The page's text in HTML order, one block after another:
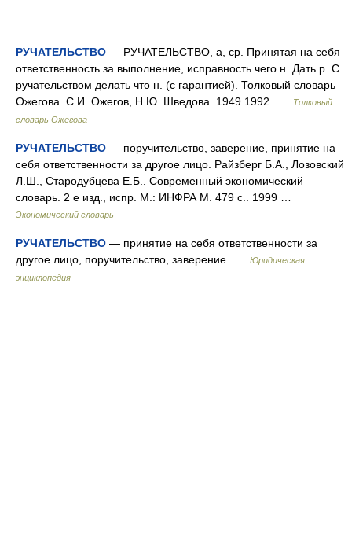
РУЧАТЕЛЬСТВО — РУЧАТЕЛЬСТВО, а, ср. Принятая на себя
ответственность за выполнение, исправность чего н. Дать р. С
ручательством делать что н. (с гарантией). Толковый словарь
Ожегова. С.И. Ожегов, Н.Ю. Шведова. 1949 1992 …
Толковый
словарь Ожегова
РУЧАТЕЛЬСТВО — поручительство, заверение, принятие на
себя ответственности за другое лицо. Райзберг Б.А., Лозовский
Л.Ш., Стародубцева Е.Б.. Современный экономический
словарь. 2 е изд., испр. М.: ИНФРА М. 479 с.. 1999 …
Экономический словарь
РУЧАТЕЛЬСТВО — принятие на себя ответственности за
другое лицо, поручительство, заверение …
Юридическая
энциклопедия